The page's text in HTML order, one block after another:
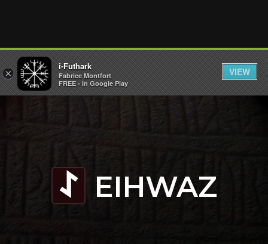
I EIHWAZ
×
i-Futhark
Fabrice Montfort
FREE - In Google Play
VIEW